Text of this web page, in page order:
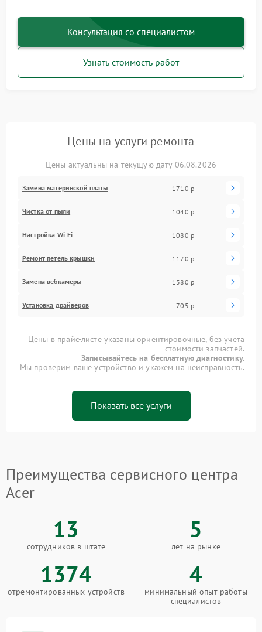
Консультация со специалистом
Узнать стоимость работ
Цены на услуги ремонта
Цены актуальны на текущую дату 06.08.2026
Замена материнской платы 1710 р
Чистка от пыли 1040 р
Настройка Wi-Fi 1080 р
Ремонт петель крышки 1170 р
Замена вебкамеры 1380 р
Установка драйверов 705 р
Цены в прайс-листе указаны ориентировочные, без учета
стоимости запчастей.
Записывайтесь на бесплатную диагностику.
Мы проверим ваше устройство и укажем на неисправность.
Показать все услуги
Преимущества сервисного центра
Acer
13
сотрудников в штате
5
лет на рынке
1374
отремонтированных устройств
4
минимальный опыт работы
специалистов